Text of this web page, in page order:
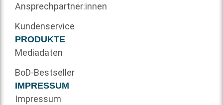
Ansprechpartner:innen
Kundenservice
PRODUKTE
Mediadaten
BoD-Bestseller
IMPRESSUM
Impressum